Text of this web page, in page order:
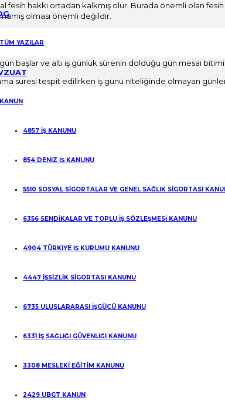
TÜM YAZILAR
KANUN
4857 İŞ KANUNU
854 DENİZ İŞ KANUNU
5510 SOSYAL SİGORTALAR VE GENEL SAĞLIK SİGORTASI
6356 SENDİKALAR VE TOPLU İŞ SÖZLEŞMESİ KANUNU
4904 TÜRKİYE İŞ KURUMU KANUNU
4447 İŞSİZLİK SİGORTASI KANUNU
6735 ULUSLARARASI İŞGÜCÜ KANUNU
6331 İŞ SAĞLIĞI GÜVENLİĞİ KANUNU
3308 MESLEKİ EĞİTİM KANUNU
2429 UBGT KANUN
hakkı ortadan kalkmış olur. Burada önemli olan fesih
olması önemli değildir.
Başlar ve Ne Zaman Biter?
işverenin feshe neden olan olayı öğrendiği günden
başlar ve altı iş günlük sürenin dolduğu gün mesai
süresi tespit edilirken iş günü niteliğinde olmayan
olduğu cumartesi ve pazar günleri ile Ulusal Bayram
çalışıyor olması bu günleri iş günü yapmaz.
bir işyerinde, işveren 07.01.2019 tarihinde işçinin
kullanma süresi 14.01.2019 tarihinde mesai bitiminde sona
Olan İşyerinde Altı İş Günü Nasıl Belirlenir?
kapalıysa bu günler iş günü sayılmayacak, cumartesi
süresi belirlenecektir.
günleri kapalı olan bir işyerinde, işçi 07.01.2019 tarihinde
tarihinde mesai bitimine kadar kullanabilir.
Bir İşyerinde Altı İş Günü Nasıl Belirlenir?
göre belirlenir. Bu nedenle işyerinde haftanın yedi
çalışma yapılan bir işyerinde, işveren 07.01.2019 tarihinde
öğrenmiştir. Bu durumda işveren derhal fesih hakkını
Tatil Günleri İş Günü Niteliğinde midir?
günleri iş günü niteliğinde değildir. Dolayısıyla altı iş
Ancak bu günlerde işyerinde çalışma yapılıyorsa artık
İş Günü Ne Zaman Başlar?
günlük derhal fesih hakkını kullanma süresi olayın feshe
ya da konunun disiplin kurulunca görüşülmesi
kurulu kararının feshe yetkili kişi ya da kurula intikal
Başlar ve Ne Zaman Biter?